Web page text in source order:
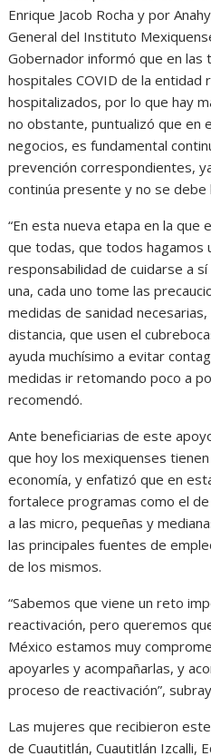
Enrique Jacob Rocha y por
General del Instituto
Gobernador informó que en las
hospitales COVID de la entidad
hospitalizados, por lo que hay
no obstante, puntualizó que en
negocios, es fundamental
prevención correspondientes,
continúa presente y no se debe
“En esta nueva etapa en la
que todas, que todos hagamos
responsabilidad de cuidarse a
una, cada uno tome las
medidas de sanidad
distancia, que usen el
ayuda muchísimo a evitar
medidas ir retomando poco a
recomendó.
Ante beneficiarias de este
que hoy los mexiquenses
economía, y enfatizó que en
fortalece programas como el
a las micro, pequeñas y
las principales fuentes de
de los mismos.
“Sabemos que viene un reto
reactivación, pero queremos
México estamos muy
apoyarles y acompañarlas, y
proceso de reactivación”,
Las mujeres que recibieron
de Cuautitlán, Cuautitlán Izcalli,